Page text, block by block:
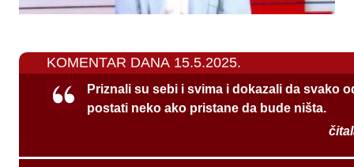
KOMENTAR DANA 15.5.2025.
Priznali su sebi i svima i dokazali da svako
postati neko ako pristane da bude ništa.